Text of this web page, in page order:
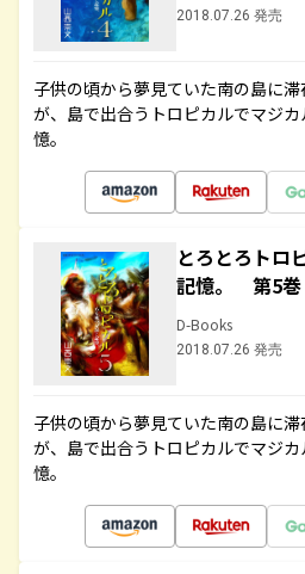
2018.07.26 発売
子供の頃から夢見ていた南の島に
が、島で出合うトロピカルでマジ
憶。
とろとろトロ
記憶。 第5巻
D-Books
2018.07.26 発売
子供の頃から夢見ていた南の島に
が、島で出合うトロピカルでマジ
憶。